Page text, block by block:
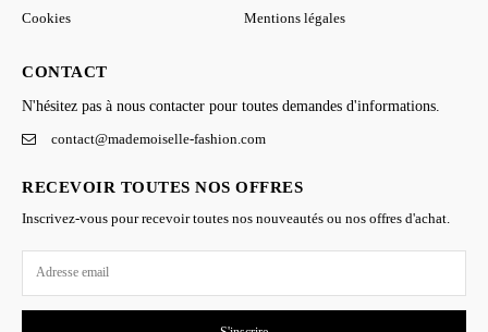
Cookies
Mentions légales
CONTACT
N'hésitez pas à nous contacter pour toutes demandes d'informations.
contact@mademoiselle-fashion.com
RECEVOIR TOUTES NOS OFFRES
Inscrivez-vous pour recevoir toutes nos nouveautés ou nos offres d'achat.